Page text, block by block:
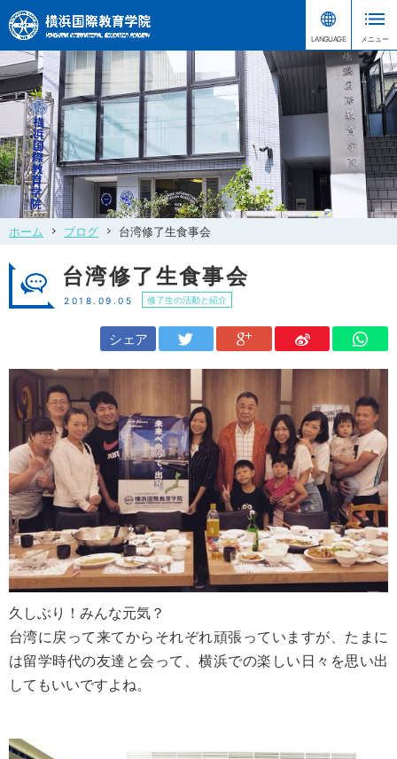
ホーム ブログ 台湾修了生食事会
台湾修了生食事会
2018.09.05 修了生の活動と紹介
シェア
久しぶり！みんな元気？
台湾に戻って来てからそれぞれ頑張っていますが、たまに
は留学時代の友達と会って、横浜での楽しい日々を思い出
してもいいですよね。